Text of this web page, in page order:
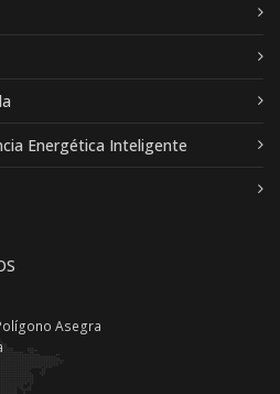
Energética Inteligente
Asegra